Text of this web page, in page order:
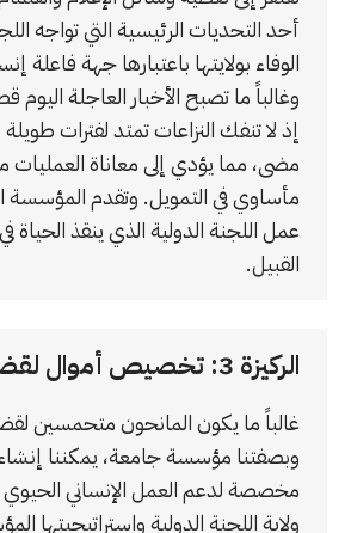
أحد التحديات الرئيسية التي تواجه
الوفاء بولايتها باعتبارها جهة فاعلة
وغالباً ما تصبح الأخبار العاجلة اليوم
إذ لا تنفك النزاعات تمتد لفترات
مضى، مما يؤدي إلى معاناة
مأساوي في التمويل. وتقدم المؤسسة
عمل اللجنة الدولية الذي ينقذ
القبيل.
الركيزة 3: تخصيص أموال لقضايا محددة
غالباً ما يكون المانحون متحمسين
وبصفتنا مؤسسة جامعة، يمكننا
مخصصة لدعم العمل الإنساني
ولاية اللجنة الدولية واستراتيجيتها